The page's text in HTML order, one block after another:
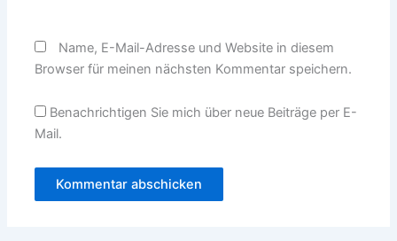
Name, E-Mail-Adresse und Website in diesem
Browser für meinen nächsten Kommentar speichern.
Benachrichtigen Sie mich über neue Beiträge per E-
Mail.